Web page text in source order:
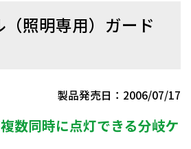
照明専用）ガード
製品発売日：2006/07/17
数同時に点灯できる分岐ケ